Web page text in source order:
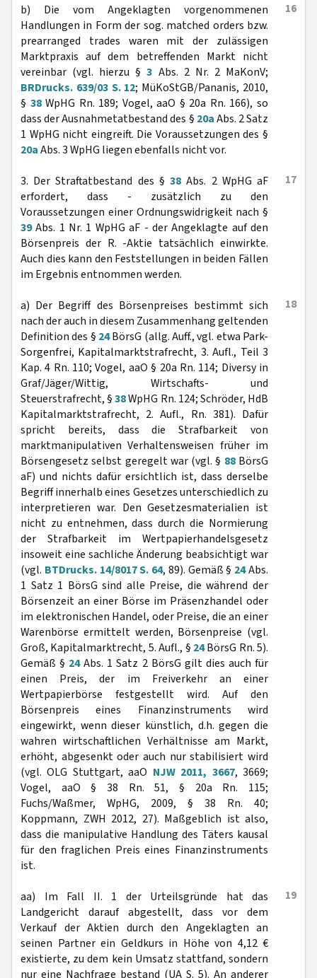
16
b) Die vom Angeklagten vorgenommenen
Handlungen in Form der sog. matched orders bzw.
prearranged trades waren mit der zulässigen
Marktpraxis auf dem betreffenden Markt nicht
vereinbar (vgl. hierzu §3 Abs. 2 Nr. 2 MaKonV;
BRDrucks. 639/03 S. 12; MüKoStGB/Pananis, 2010,
§ 38WpHG Rn. 189; Vogel, aaO § 20a Rn. 166), so
dass der Ausnahmetatbestand des § 20aAbs. 2 Satz
1 WpHG nicht eingreift. Die Voraussetzungen des §
20aAbs. 3 WpHG liegen ebenfalls nicht vor.
17
3. Der Straftatbestand des §38 Abs. 2 WpHG aF
erfordert, dass - zusätzlich zu den
Voraussetzungen einer Ordnungswidrigkeit nach §
39Abs. 1 Nr. 1 WpHG aF - der Angeklagte auf den
Börsenpreis der R. -Aktie tatsächlich einwirkte.
Auch dies kann den Feststellungen in beiden Fällen
im Ergebnis entnommen werden.
18
a) Der Begriff des Börsenpreises bestimmt sich
nach der auch in diesem Zusammenhang geltenden
Definition des § 24BörsG (allg. Auff., vgl. etwa Park-
Sorgenfrei, Kapitalmarktstrafrecht, 3. Aufl., Teil 3
Kap. 4 Rn. 110; Vogel, aaO § 20a Rn. 114; Diversy in
Graf/Jäger/Wittig, Wirtschafts- und
Steuerstrafrecht, §38WpHG Rn. 124; Schröder, HdB
Kapitalmarktstrafrecht, 2. Aufl., Rn. 381). Dafür
spricht bereits, dass die Strafbarkeit von
marktmanipulativen Verhaltensweisen früher im
Börsengesetz selbst geregelt war (vgl. § 88BörsG
aF) und nichts dafür ersichtlich ist, dass derselbe
Begriff innerhalb eines Gesetzes unterschiedlich zu
interpretieren war. Den Gesetzesmaterialien ist
nicht zu entnehmen, dass durch die Normierung
der Strafbarkeit im Wertpapierhandelsgesetz
insoweit eine sachliche Änderung beabsichtigt war
(vgl. BTDrucks. 14/8017 S. 64, 89). Gemäß § 24Abs.
1 Satz 1 BörsG sind alle Preise, die während der
Börsenzeit an einer Börse im Präsenzhandel oder
im elektronischen Handel, oder Preise, die an einer
Warenbörse ermittelt werden, Börsenpreise (vgl.
Groß, Kapitalmarktrecht, 5. Aufl., § 24BörsG Rn. 5).
Gemäß § 24Abs. 1 Satz 2 BörsG gilt dies auch für
einen Preis, der im Freiverkehr an einer
Wertpapierbörse festgestellt wird. Auf den
Börsenpreis eines Finanzinstruments wird
eingewirkt, wenn dieser künstlich, d.h. gegen die
wahren wirtschaftlichen Verhältnisse am Markt,
erhöht, abgesenkt oder auch nur stabilisiert wird
(vgl. OLG Stuttgart, aaO NJW 2011, 3667, 3669;
Vogel, aaO § 38 Rn. 51, § 20a Rn. 115;
Fuchs/Waßmer, WpHG, 2009, § 38 Rn. 40;
Koppmann, ZWH 2012, 27). Maßgeblich ist also,
dass die manipulative Handlung des Täters kausal
für den fraglichen Preis eines Finanzinstruments
ist.
19
aa) Im Fall II. 1 der Urteilsgründe hat das
Landgericht darauf abgestellt, dass vor dem
Verkauf der Aktien durch den Angeklagten an
seinen Partner ein Geldkurs in Höhe von 4,12 €
existierte, zu dem kein Umsatz stattfand, sondern
nur eine Nachfrage bestand (UA S. 5). An anderer